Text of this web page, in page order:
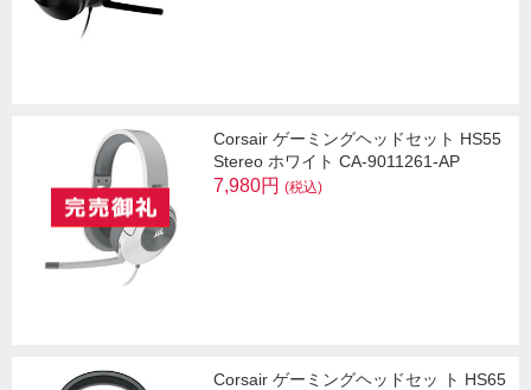
Corsair ゲーミングヘッドセット HS55
Stereo ホワイト CA-9011261-AP
7,980円 (税込)
Corsair ゲーミングヘッドセッ ト HS65